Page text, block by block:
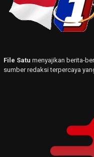
File Satu menyajikan berita-
sumber redaksi terpercaya